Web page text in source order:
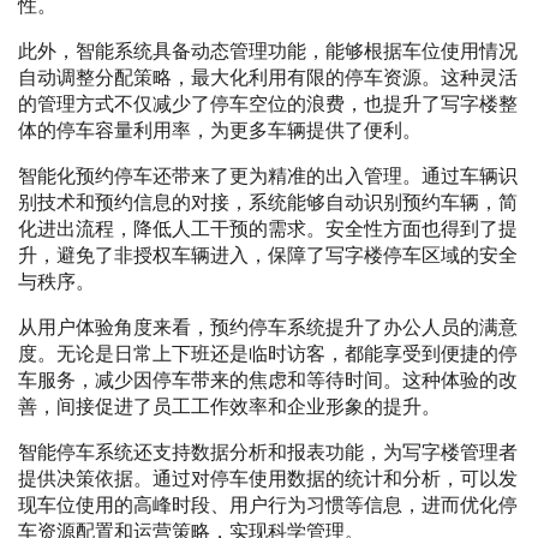
性。
此外，智能系统具备动态管理功能，能够根据车位使用情况
自动调整分配策略，最大化利用有限的停车资源。这种灵活
的管理方式不仅减少了停车空位的浪费，也提升了写字楼整
体的停车容量利用率，为更多车辆提供了便利。
智能化预约停车还带来了更为精准的出入管理。通过车辆识
别技术和预约信息的对接，系统能够自动识别预约车辆，简
化进出流程，降低人工干预的需求。安全性方面也得到了提
升，避免了非授权车辆进入，保障了写字楼停车区域的安全
与秩序。
从用户体验角度来看，预约停车系统提升了办公人员的满意
度。无论是日常上下班还是临时访客，都能享受到便捷的停
车服务，减少因停车带来的焦虑和等待时间。这种体验的改
善，间接促进了员工工作效率和企业形象的提升。
智能停车系统还支持数据分析和报表功能，为写字楼管理者
提供决策依据。通过对停车使用数据的统计和分析，可以发
现车位使用的高峰时段、用户行为习惯等信息，进而优化停
车资源配置和运营策略，实现科学管理。